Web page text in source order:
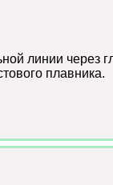
линии через
плавника.